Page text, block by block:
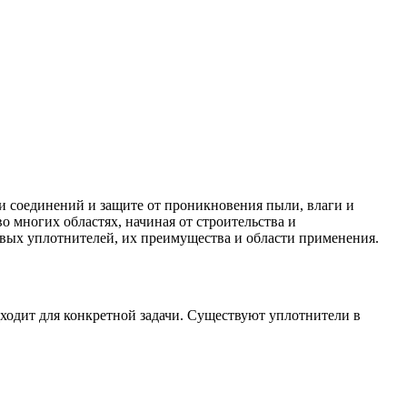
соединений и защите от проникновения пыли, влаги и
областях, начиная от строительства и
уплотнителей, их преимущества и области применения.
для конкретной задачи. Существуют уплотнители в